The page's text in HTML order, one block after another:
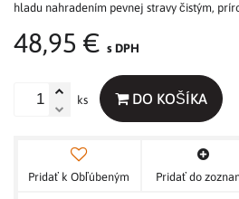
hladu nahradením pevnej stravy čistým,
48,95 € s DPH
ks DO KOŠÍKA
Pridať k Obľúbeným Pridať do